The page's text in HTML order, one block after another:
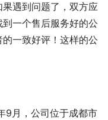
遇到问题了，双方应
一个售后服务好的公
一致好评！这样的公
9月，公司位于成都市